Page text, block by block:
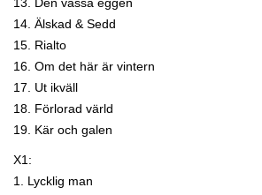
14. Älskad & Sedd
15. Rialto
16. Om det här är vintern
17. Ut ikväll
18. Förlorad värld
19. Kär och galen
X1:
1. Lycklig man